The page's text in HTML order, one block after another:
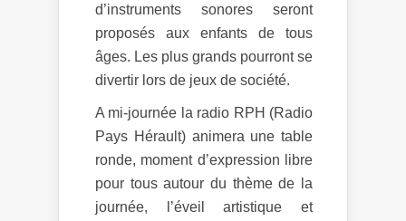
d’instruments sonores seront
proposés aux enfants de tous
âges. Les plus grands pourront se
divertir lors de jeux de société.
A mi-journée la radio RPH (Radio
Pays Hérault) animera une table
ronde, moment d’expression libre
pour tous autour du thème de la
journée, l’éveil artistique et